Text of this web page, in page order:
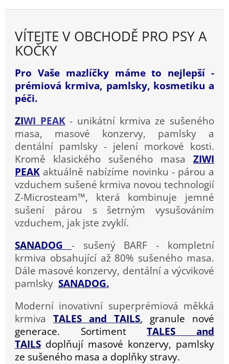
VÍTEJTE V OBCHODĚ PRO PSY A
KOČKY
Pro Vaše mazlíčky máme to nejlepší -
prémiová krmiva, pamlsky, kosmetiku a
péči.
ZIWI PEAK - unikátní krmiva ze sušeného
masa, masové konzervy, pamlsky a
dentální pamlsky - jelení morkové kosti.
Kromě klasického sušeného masa ZIWI
PEAK aktuálně nabízíme novinku - párou a
vzduchem sušené krmiva novou technologií
Z-Microsteam™, která kombinuje jemné
sušení párou s šetrným vysušováním
vzduchem, jak jste zvyklí.
SANADOG
- sušený BARF - kompletní
krmiva obsahující až 80% sušeného masa.
Dále masové konzervy, dentální a výcvikové
pamlsky SANADOG.
Moderní inovativní superprémiová měkká
krmiva TALES and TAILS, granule nové
generace.
SortimentTALES and
TAILS doplňují masové konzervy, pamlsky
ze sušeného masa a doplňky stravy.